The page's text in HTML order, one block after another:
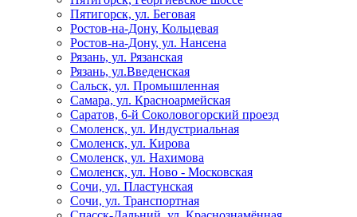
Пятигорск, ул. Беговая
Ростов-на-Дону, Кольцевая
Ростов-на-Дону, ул. Нансена
Рязань, ул. Рязанская
Рязань, ул.Введенская
Сальск, ул. Промышленная
Самара, ул. Красноармейская
Саратов, 6-й Соколовогорский проезд
Смоленск, ул. Индустриальная
Смоленск, ул. Кирова
Смоленск, ул. Нахимова
Смоленск, ул. Ново - Московская
Сочи, ул. Пластунская
Сочи, ул. Транспортная